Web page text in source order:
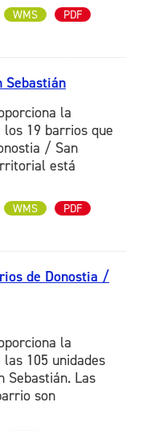
WMS
PDF
Sebastián
la
19 barrios que
/ San
está
WMS
PDF
de Donostia /
la
105 unidades
Sebastián. Las
son